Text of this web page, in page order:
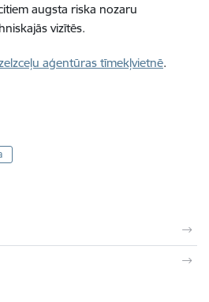
augsta riska nozaru
vizītēs.
aģentūras tīmekļvietnē.